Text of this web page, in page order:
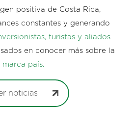
positiva de Costa Rica,
constantes y generando
turistas y aliados
en conocer más sobre la
marca país.
noticias